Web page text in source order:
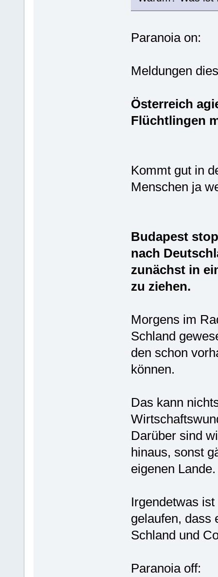
Paranoia on:
Meldungen
Österreich
Flüchtlingen
Kommt gut in
Menschen ja
Budapest
nach
zunächst in
zu ziehen.
Morgens im
Schland
den schon
können.
Das kann
Darüber sind
hinaus, sonst
eigenen Lande.
Irgendetwas
gelaufen, dass
Schland und
Paranoia off: